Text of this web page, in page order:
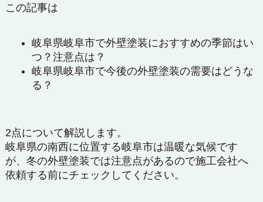
この記事は
岐阜県岐阜市で外壁塗装におすすめの季節はい
つ？注意点は？
岐阜県岐阜市で今後の外壁塗装の需要はどうな
る？
2点について解説します。
岐阜県の南西に位置する岐阜市は温暖な気候です
が、冬の外壁塗装では注意点があるので施工会社へ
依頼する前にチェックしてください。